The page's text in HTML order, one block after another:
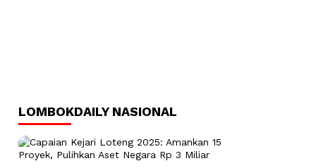
LOMBOKDAILY NASIONAL